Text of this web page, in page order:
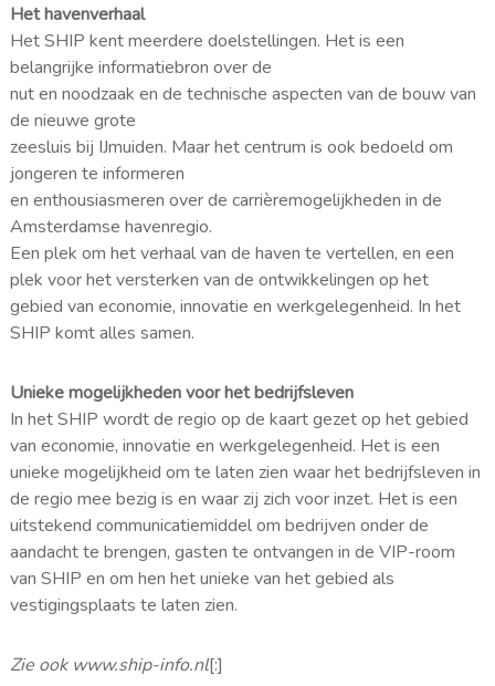
Het havenverhaal
Het SHIP kent meerdere doelstellingen. Het is een
belangrijke informatiebron over de
nut en noodzaak en de technische aspecten van de bouw van
de nieuwe grote
zeesluis bij IJmuiden. Maar het centrum is ook bedoeld om
jongeren te informeren
en enthousiasmeren over de carrièremogelijkheden in de
Amsterdamse havenregio.
Een plek om het verhaal van de haven te vertellen, en een
plek voor het versterken van de ontwikkelingen op het
gebied van economie, innovatie en werkgelegenheid. In het
SHIP komt alles samen.
Unieke mogelijkheden voor het bedrijfsleven
In het SHIP wordt de regio op de kaart gezet op het gebied
van economie, innovatie en werkgelegenheid. Het is een
unieke mogelijkheid om te laten zien waar het bedrijfsleven in
de regio mee bezig is en waar zij zich voor inzet. Het is een
uitstekend communicatiemiddel om bedrijven onder de
aandacht te brengen, gasten te ontvangen in de VIP-room
van SHIP en om hen het unieke van het gebied als
vestigingsplaats te laten zien.
Zie ook www.ship-info.nl[:]